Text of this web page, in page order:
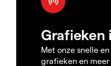
Grafieken
Met onze snelle
grafieken en